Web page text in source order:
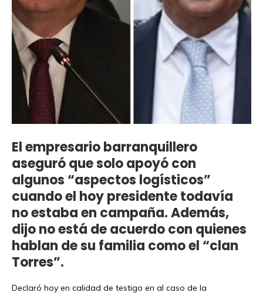
El empresario barranquillero
aseguró que solo apoyó con
algunos “aspectos logísticos”
cuando el hoy presidente todavía
no estaba en campaña. Además,
dijo no está de acuerdo con quienes
hablan de su familia como el “clan
Torres”.
Declaró hoy en calidad de testigo en al caso de la